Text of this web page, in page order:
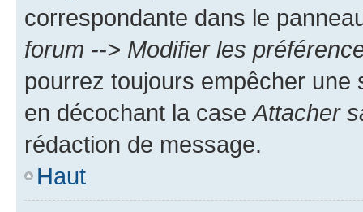
correspondante dans le
forum --> Modifier les
pourrez toujours empêcher une
en décochant la case Attacher
rédaction de message.
Haut